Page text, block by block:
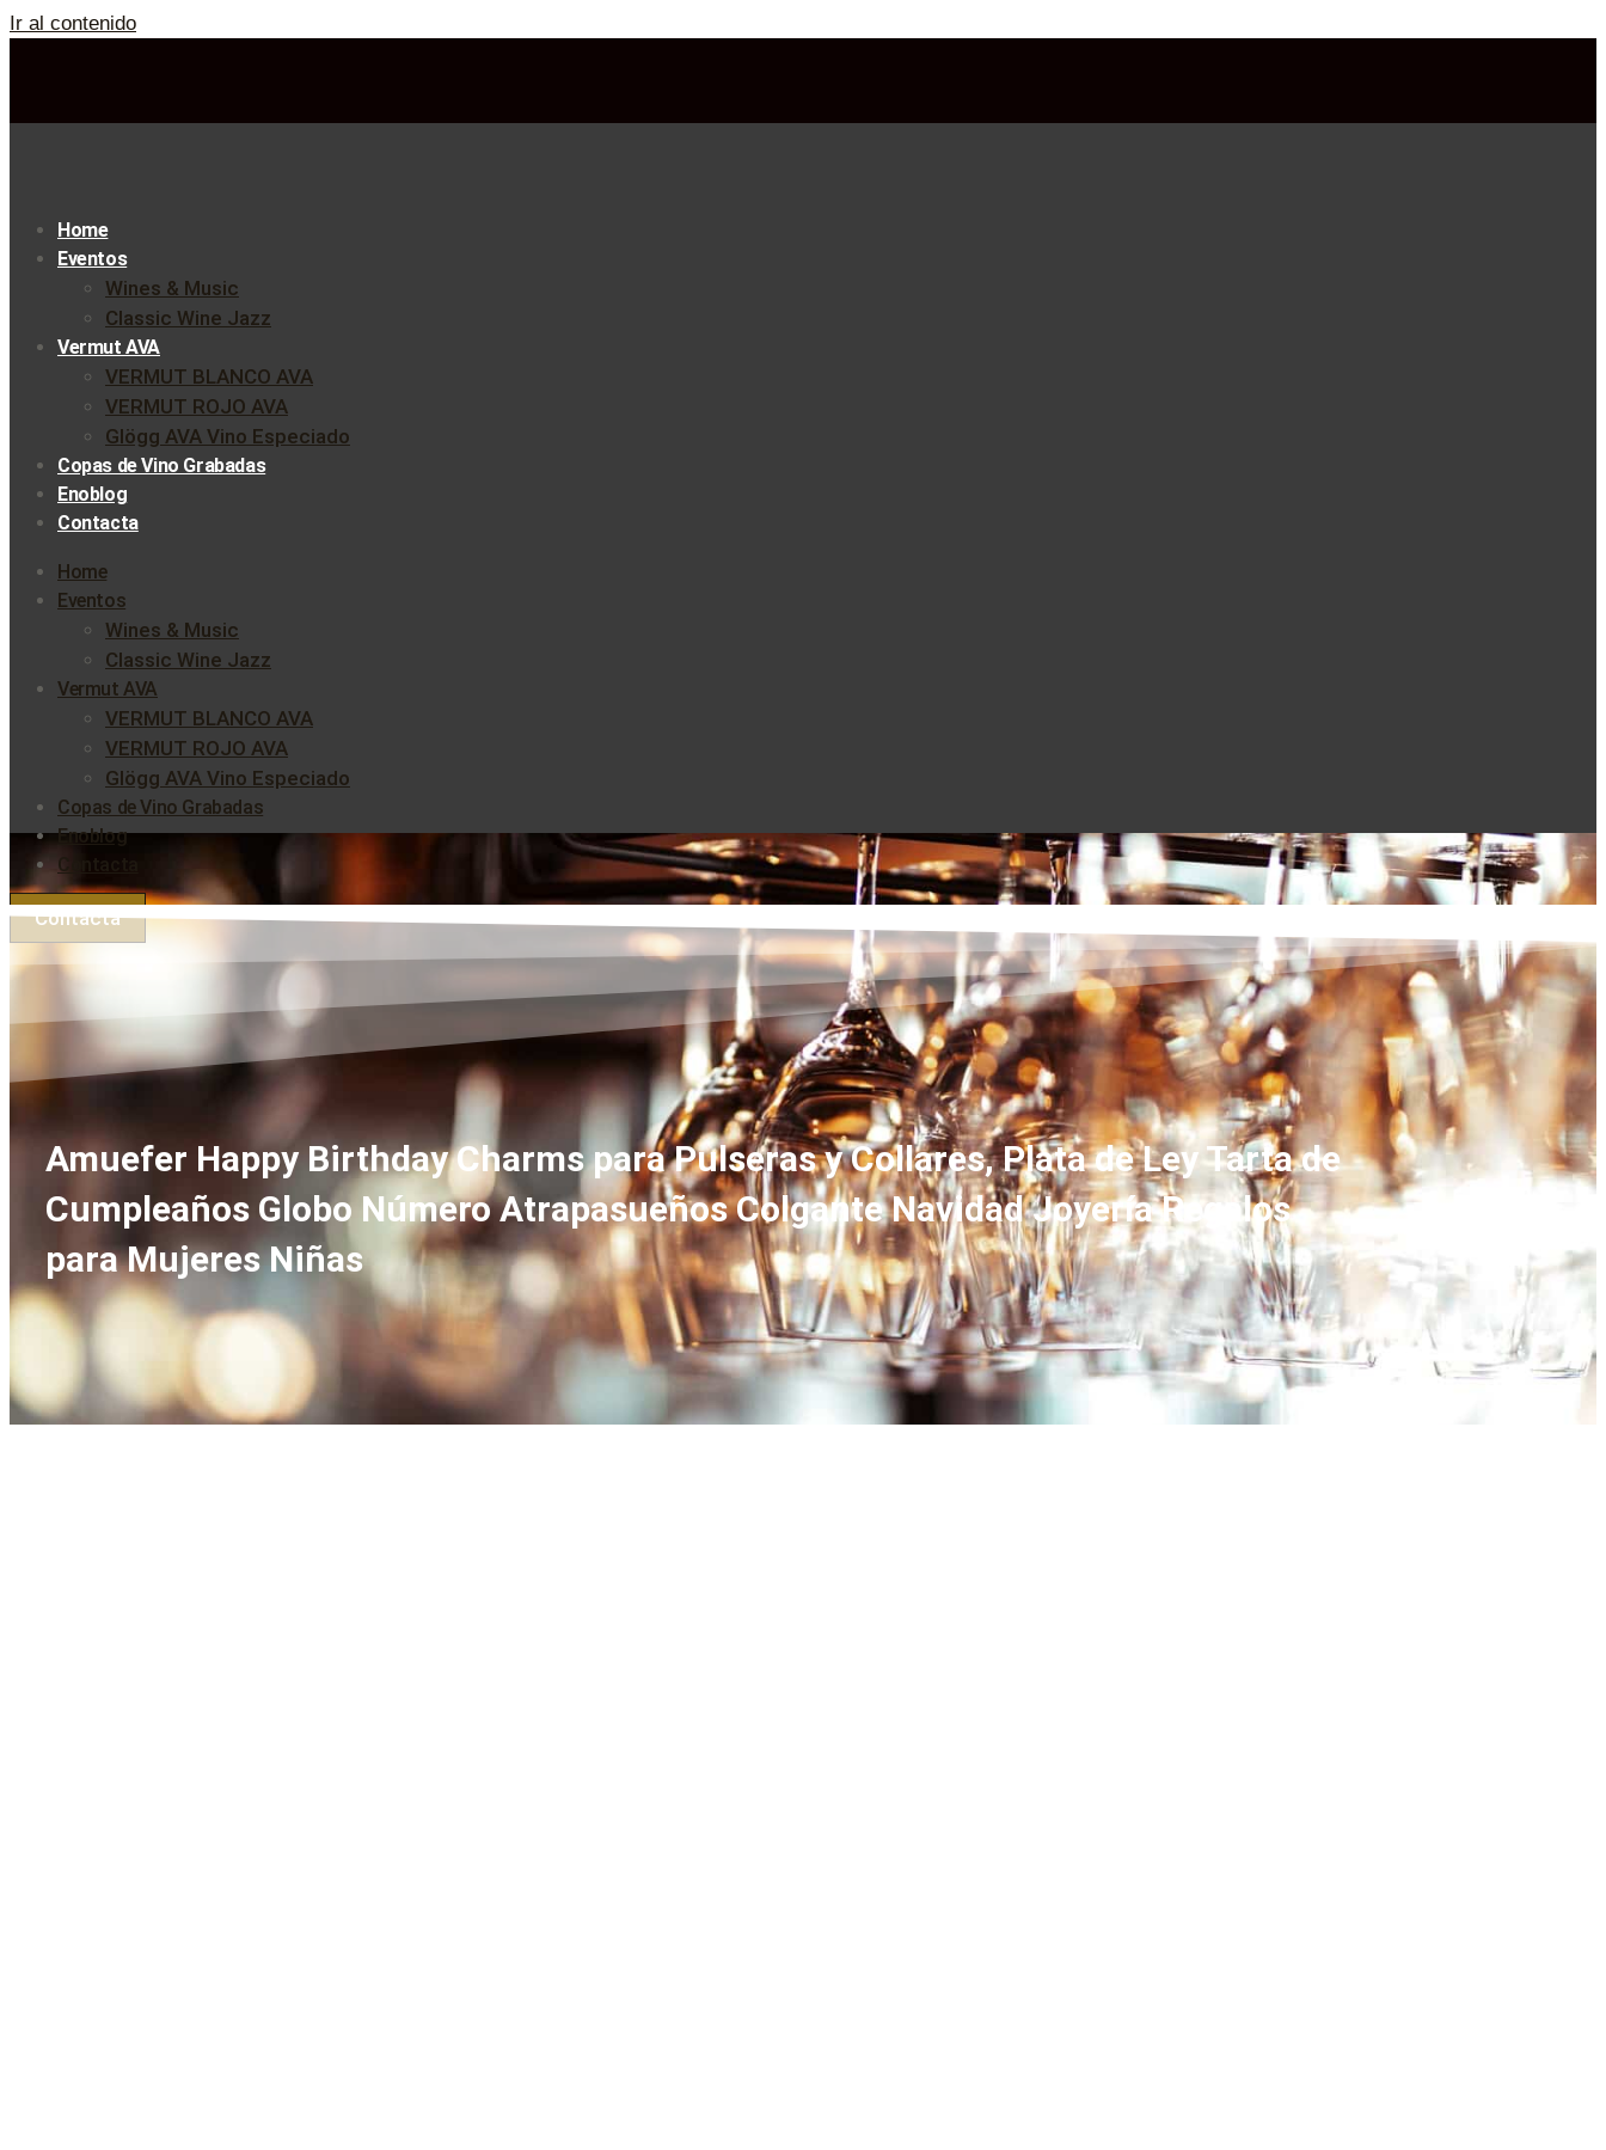
Ir al contenido
Home
Eventos
Wines & Music
Classic Wine Jazz
Vermut AVA
VERMUT BLANCO AVA
VERMUT ROJO AVA
Glögg AVA Vino Especiado
Copas de Vino Grabadas
Enoblog
Contacta
Home
Eventos
Wines & Music
Classic Wine Jazz
Vermut AVA
VERMUT BLANCO AVA
VERMUT ROJO AVA
Glögg AVA Vino Especiado
Copas de Vino Grabadas
Enoblog
Contacta
Contacta
Amuefer Happy Birthday Charms para Pulseras y Collares, Plata de Ley Tarta de
Cumpleaños Globo Número Atrapasueños Colgante Navidad Joyería Regalos
para Mujeres Niñas